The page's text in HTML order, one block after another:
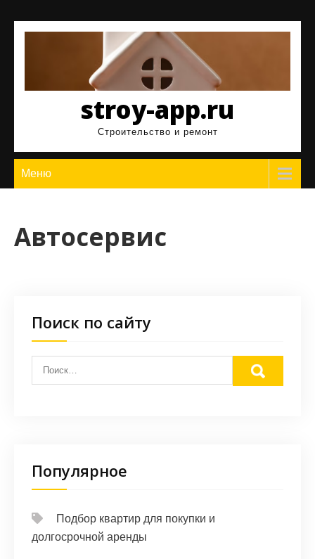
stroy-app.ru
Строительство и ремонт
Меню
Автосервис
Поиск по сайту
Популярное
Подбор квартир для покупки и
долгосрочной аренды